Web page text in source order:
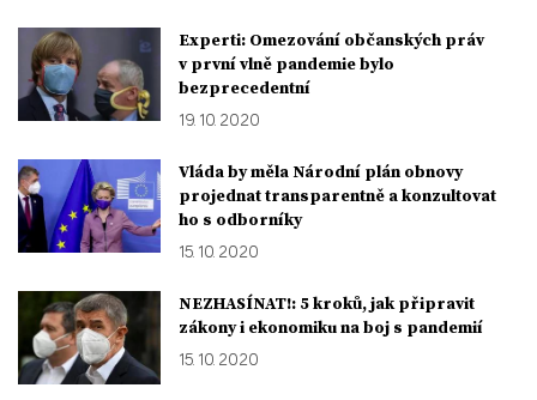
Experti: Omezování občanských práv
v první vlně pandemie bylo
bezprecedentní
19. 10. 2020
Vláda by měla Národní plán obnovy
projednat transparentně a konzultovat
ho s odborníky
15. 10. 2020
NEZHASÍNAT!: 5 kroků, jak připravit
zákony i ekonomiku na boj s pandemií
15. 10. 2020